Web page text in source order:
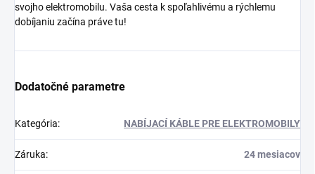
svojho elektromobilu. Vaša cesta k spoľahlivému a rýchlemu
dobíjaniu začína práve tu!
Dodatočné parametre
Kategória: NABÍJACÍ KÁBLE PRE ELEKTROMOBILY
Záruka: 24 mesiacov